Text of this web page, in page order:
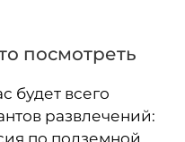
посмотреть
будет всего
развлечений: